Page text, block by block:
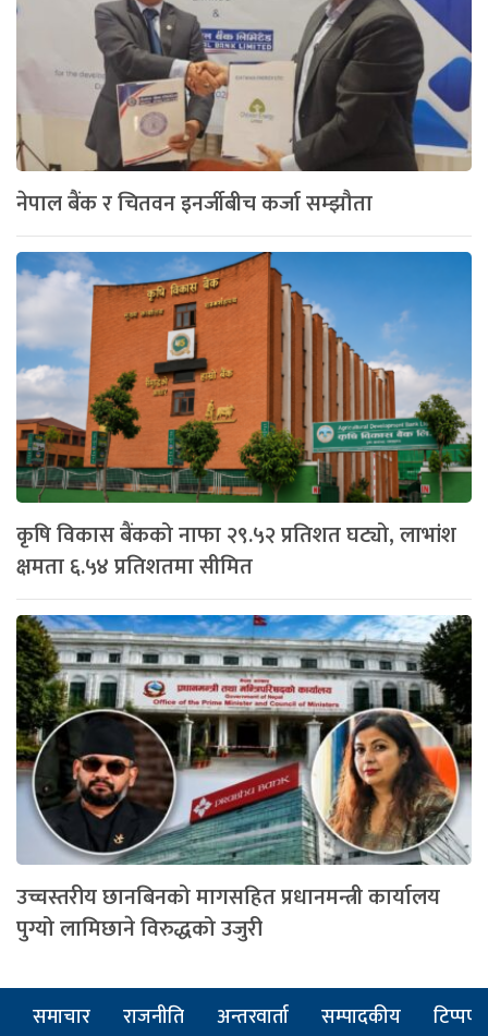
नेपाल बैंक र चितवन इनर्जीबीच कर्जा सम्झौता
कृषि विकास बैंकको नाफा २९.५२ प्रतिशत घट्यो, लाभांश
क्षमता ६.५४ प्रतिशतमा सीमित
उच्चस्तरीय छानबिनको मागसहित प्रधानमन्त्री कार्यालय
पुग्यो लामिछाने विरुद्धको उजुरी
समाचार राजनीति अन्तरवार्ता सम्पादकीय टिप्पणी